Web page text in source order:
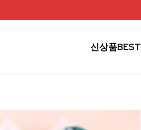
신상품BEST